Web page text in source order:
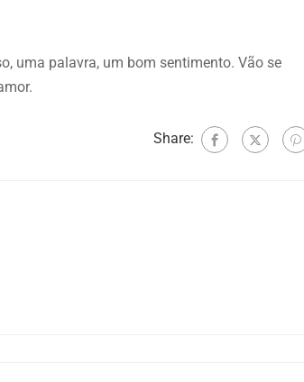
uma palavra, um bom sentimento. Vão se
Share: